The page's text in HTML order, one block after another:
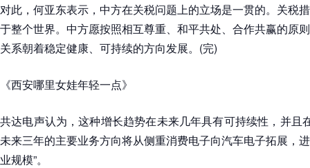
对此，何亚东表示，中方在关税问题上的立场是一贯的。关税
于整个世界。中方愿按照相互尊重、和平共处、合作共赢的原
关系朝着稳定健康、可持续的方向发展。(完)
《西安哪里女娃年轻一点》
共达电声认为，这种增长趋势在未来几年具有可持续性，并且
未来三年的主要业务方向将从侧重消费电子向汽车电子拓展，
业规模”。